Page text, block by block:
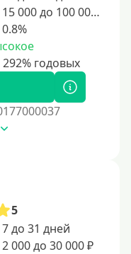
от 15 000 до 100 000 ₽
5
7 до 31 дней
2 000 до 30 000 ₽